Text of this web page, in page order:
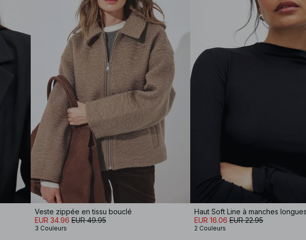
Veste zippée en tissu bouclé
EUR 34.96 EUR 49.95
3 Couleurs
EUR 16.06 EUR 22.95
2 Couleurs